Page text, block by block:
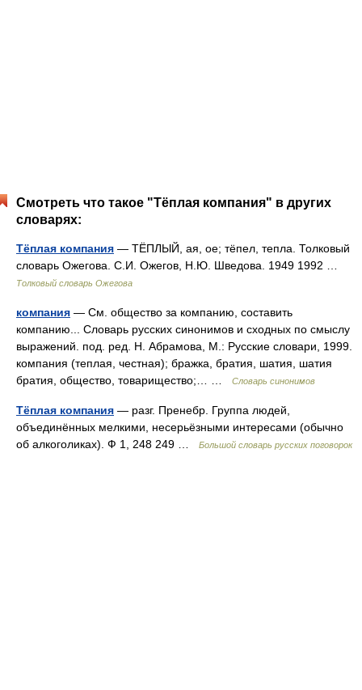
Смотреть что такое "Тёплая компания" в других
словарях:
Тёплая компания — ТЁПЛЫЙ, ая, ое; тёпел, тепла. Толковый
словарь Ожегова. С.И. Ожегов, Н.Ю. Шведова. 1949 1992 …
Толковый словарь Ожегова
компания — См. общество за компанию, составить
компанию... Словарь русских синонимов и сходных по смыслу
выражений. под. ред. Н. Абрамова, М.: Русские словари, 1999.
компания (теплая, честная); бражка, братия, шатия, шатия
братия, общество, товарищество;… …
Словарь синонимов
Тёплая компания — разг. Пренебр. Группа людей,
объединённых мелкими, несерьёзными интересами (обычно
об алкоголиках). Ф 1, 248 249 …
Большой словарь русских поговорок